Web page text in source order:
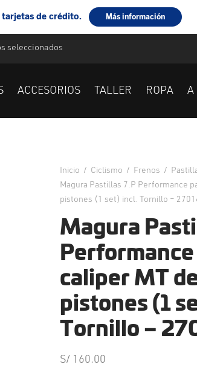
seleccionados
ACCESORIOS TALLER ROPA A
Inicio / Ciclismo / Frenos /
Magura Pastillas 7.P Performance
pistones (1 set) incl. Tornillo –
Magura
caliper MT
pistones (1
Tornillo –
S/ 160.00